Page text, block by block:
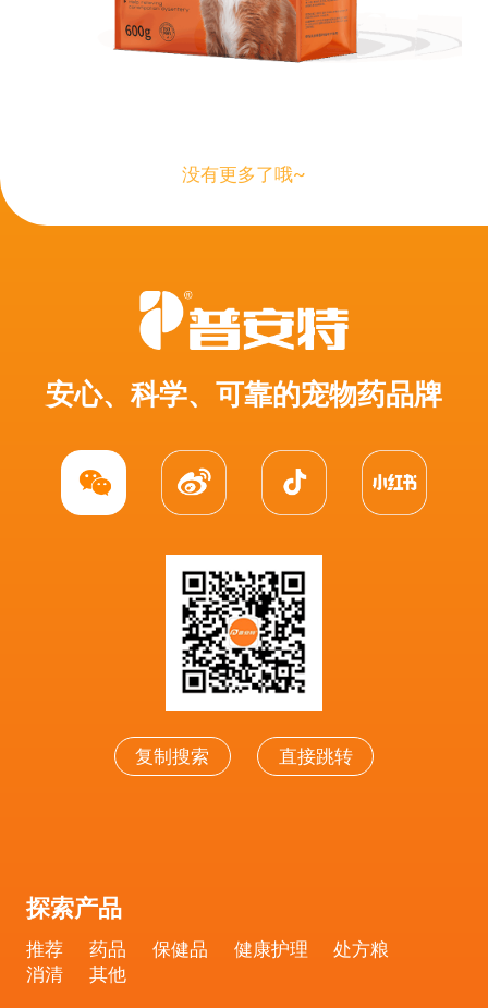
没有更多了哦~
安心、科学、可靠的宠物药品牌
复制搜索 直接跳转
探索产品
推荐 药品 保健品 健康护理
处方粮
消清
其他